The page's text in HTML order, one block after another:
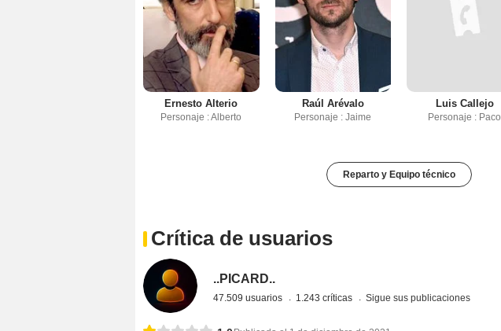
Ernesto Alterio
Personaje : Alberto
Raúl Arévalo
Personaje : Jaime
Luis Callejo
Personaje : Paco
Reparto y Equipo técnico
Crítica de usuarios
..PICARD..
47.509 usuarios 1.243 críticas Sigue sus publicaciones